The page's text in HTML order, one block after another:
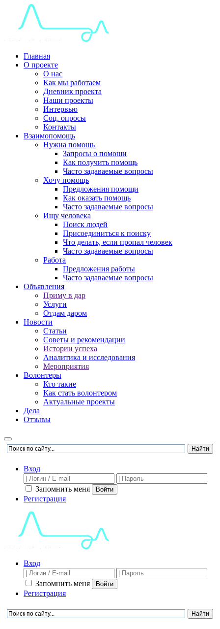
Главная
О проекте
О нас
Как мы работаем
Дневник проекта
Наши проекты
Интервью
Соц. опросы
Контакты
Взаимопомощь
Нужна помощь
Запросы о помощи
Как получить помощь
Часто задаваемые вопросы
Хочу помощь
Предложения помощи
Как оказать помощь
Часто задаваемые вопросы
Ищу человека
Поиск людей
Присоединиться к поиску
Что делать, если пропал человек
Часто задаваемые вопросы
Работа
Предложения работы
Часто задаваемые вопросы
Объявления
Приму в дар
Услуги
Отдам даром
Новости
Статьи
Советы и рекомендации
Истории успеха
Аналитика и исследования
Мероприятия
Волонтеры
Кто такие
Как стать волонтером
Актуальные проекты
Дела
Отзывы
Вход
Запомнить меня Войти
Регистрация
Вход
Запомнить меня Войти
Регистрация